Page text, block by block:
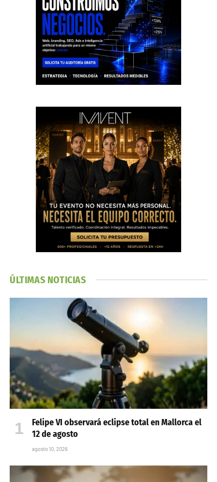
ÚLTIMAS NOTICIAS
Felipe VI observará eclipse total en Mallorca el
12 de agosto
agosto 10, 2026